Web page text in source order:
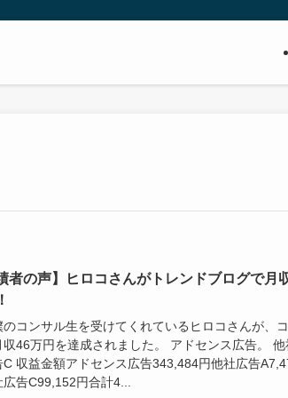
者の声】ヒロコさんがトレンドブログで月
のコンサル生を受けてくれているヒロコさんが、
収46万円を達成されました。 アドセンス広告。
C 収益金額アドセンス広告343,484円他社広告
告C99,152円合計4...